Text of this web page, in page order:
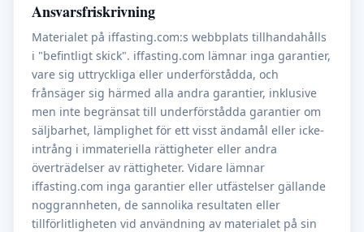
Ansvarsfriskrivning
Materialet på iffasting.com:s webbplats tillhandahålls
i "befintligt skick". iffasting.com lämnar inga garantier,
vare sig uttryckliga eller underförstådda, och
frånsäger sig härmed alla andra garantier, inklusive
men inte begränsat till underförstådda garantier om
säljbarhet, lämplighet för ett visst ändamål eller icke-
intrång i immateriella rättigheter eller andra
överträdelser av rättigheter. Vidare lämnar
iffasting.com inga garantier eller utfästelser gällande
noggrannheten, de sannolika resultaten eller
tillförlitligheten vid användning av materialet på sin